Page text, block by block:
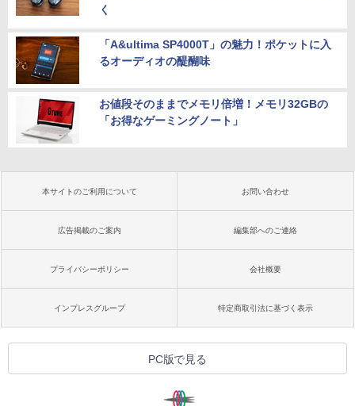
く
「A&ultima SP4000T」の魅力！ポケットに入
るオーディオの醍醐味
お値段そのままでメモリ倍増！メモリ32GBの
「お得なゲーミングノート」
本サイトのご利用について お問い合わせ
広告掲載のご案内 編集部へのご連絡
プライバシーポリシー 会社概要
インプレスグループ 特定商取引法に基づく表示
PC版で見る